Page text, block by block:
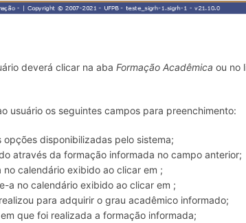
deverá clicar na abaFormação Acadêmica ou no
usuário os seguintes campos para preenchimento:
disponibilizadas pelo sistema;
através da formação informada no campo anterior;
calendário exibido ao clicar em ;
a no calendário exibido ao clicar em ;
para adquirir o grau acadêmico informado;
que foi realizada a formação informada;